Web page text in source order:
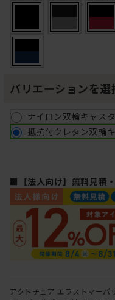
バリエーションを選
ナイロン双輪キャス
抵抗付ウレタン双輪
■【法人向け】無料見積
アクトチェア エラストマーバ